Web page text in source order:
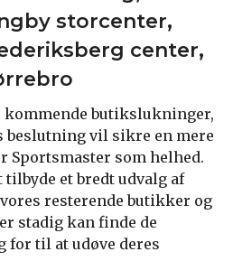
storcenter,
center,
kommende butikslukninger,
beslutning vil sikre en mere
som helhed.
et bredt udvalg af
resterende butikker og
stadig kan finde de
for til at udøve deres